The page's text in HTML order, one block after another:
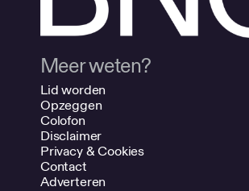
Meer weten?
Lid worden
Opzeggen
Colofon
Disclaimer
Privacy & Cookies
Contact
Adverteren